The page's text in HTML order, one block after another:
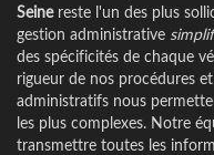
Seinereste l'un des plus
gestion administrative
des spécificités de chaque
rigueur de nos procédures
administratifs nous
les plus complexes. Notre
transmettre toutes les